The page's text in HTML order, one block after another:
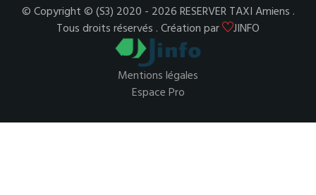
© Copyright © (S3) 2020 - 2026 RESERVER TAXI Amiens .
Tous droits réservés . Création par
JINFO
Mentions légales
Espace Pro